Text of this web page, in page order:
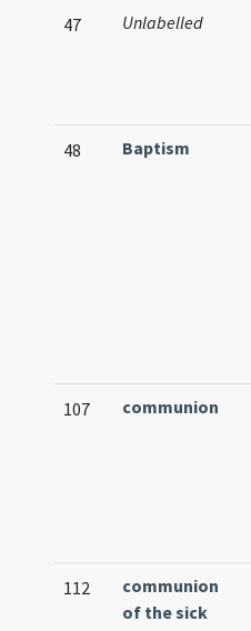
47 Unlabelled
48 Baptism
107 communion
112
communion
of the sick